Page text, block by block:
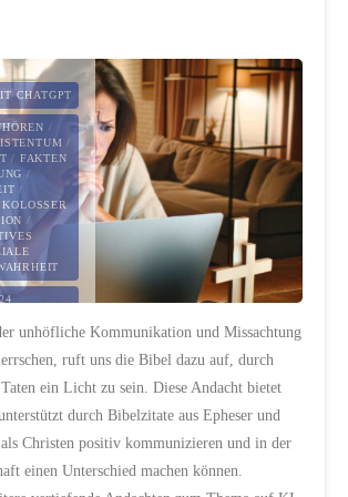
CHATGPT
/
/
/ FAKTEN
/
/
KOLOSSER
/
unhöfliche Kommunikation und Missachtung
ruft uns die Bibel dazu auf, durch
ein Licht zu sein. Diese Andacht bietet
durch Bibelzitate aus Epheser und
Christen positiv kommunizieren und in der
einen Unterschied machen können.